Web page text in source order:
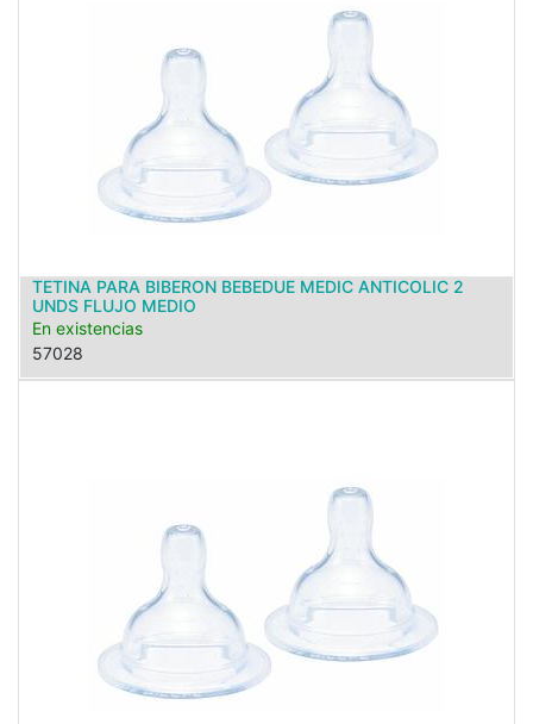
TETINA PARA BIBERON BEBEDUE MEDIC ANTICOLIC 2
UNDS FLUJO MEDIO
En existencias
57028